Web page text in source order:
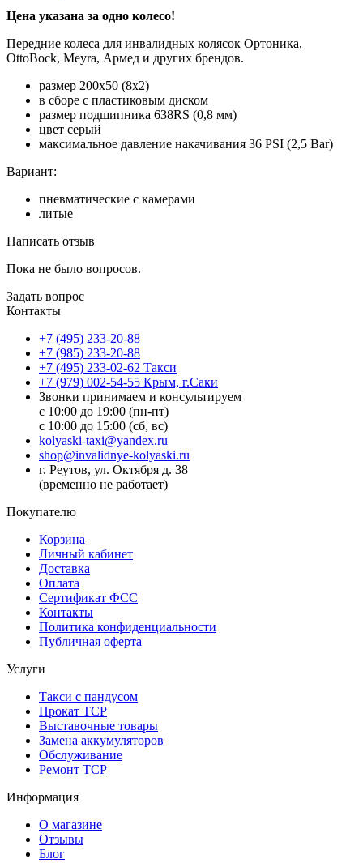
Цена указана за одно колесо!
Передние колеса для инвалидных колясок Ортоника,
OttoBock, Meyra, Армед и других брендов.
размер 200х50 (8х2)
в сборе с пластиковым диском
размер подшипника 638RS (0,8 мм)
цвет серый
максимальное давление накачивания 36 PSI (2,5 Bar)
Вариант:
пневматические с камерами
литые
Написать отзыв
Пока не было вопросов.
Задать вопрос
Контакты
+7 (495) 233-20-88
+7 (985) 233-20-88
+7 (495) 233-02-62 Такси
+7 (979) 002-54-55 Крым, г.Саки
Звонки принимаем и консультируем
с 10:00 до 19:00 (пн-пт)
с 10:00 до 15:00 (сб, вс)
kolyaski-taxi@yandex.ru
shop@invalidnye-kolyaski.ru
г. Реутов, ул. Октября д. 38
(временно не работает)
Покупателю
Корзина
Личный кабинет
Доставка
Оплата
Сертификат ФСС
Контакты
Политика конфиденциальности
Публичная оферта
Услуги
Такси с пандусом
Прокат ТСР
Выставочные товары
Замена аккумуляторов
Обслуживание
Ремонт ТСР
Информация
О магазине
Отзывы
Блог